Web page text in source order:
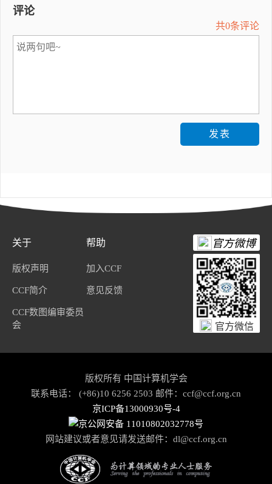
评论
共0条评论
发表
关于
版权声明
CCF简介
CCF数图编审委员
会
帮助
加入CCF
意见反馈
官方微博
官方微信
版权所有 中国计算机学会
联系电话： (+86)10 6256 2503 邮件：ccf@ccf.org.cn
京ICP备13000930号-4
京公网安备 11010802032778号
网站建议或者意见请发送邮件： dl@ccf.org.cn